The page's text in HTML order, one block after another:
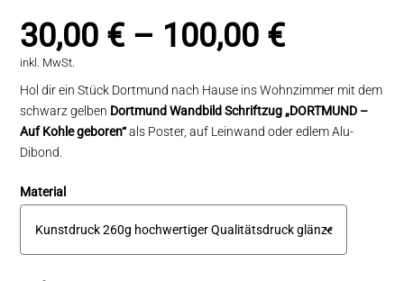
30,00 € – 100,00 €
inkl. MwSt.
Hol dir ein Stück Dortmund nach Hause ins Wohnzimmer mit dem
schwarz gelben Dortmund Wandbild Schriftzug „DORTMUND –
Auf Kohle geboren“als Poster, auf Leinwand oder edlem Alu-
Dibond.
Material